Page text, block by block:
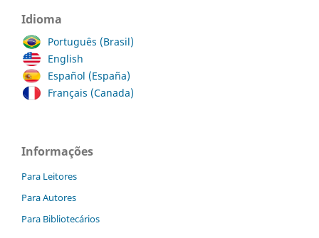
Idioma
Português (Brasil)
English
Español (España)
Français (Canada)
Informações
Para Leitores
Para Autores
Para Bibliotecários